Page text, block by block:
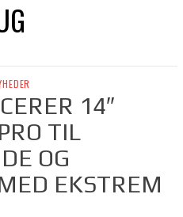
14″
TIL
OG
EKSTREM